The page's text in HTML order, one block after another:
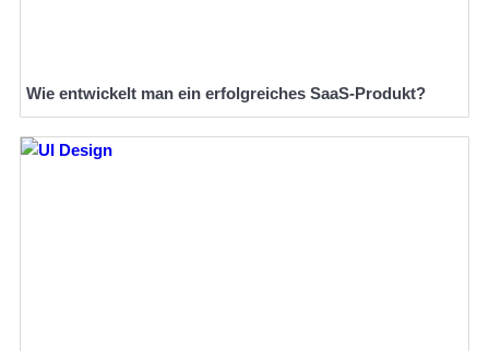
Wie entwickelt man ein erfolgreiches SaaS-Produkt?